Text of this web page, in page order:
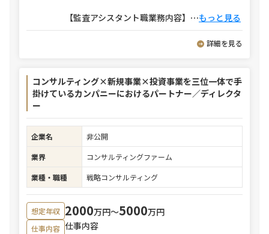
【監査アシスタント職業務内容】 ⋯もっと見る
詳細を見る
コンサルティング×新規事業×投資事業を三位一体で手
掛けているカンパニーにおけるパートナー／ディレクタ
ー
企業名
非公開
業界
コンサルティングファーム
業種・職種
戦略コンサルティング
想定年収 2000万円〜5000万円
仕事内容 仕事内容